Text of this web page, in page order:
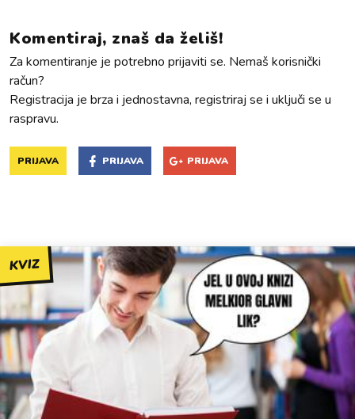
Komentiraj, znaš da želiš!
Za komentiranje je potrebno prijaviti se. Nemaš korisnički
račun?
Registracija je brza i jednostavna, registriraj se i uključi se u
raspravu.
PRIJAVA PRIJAVA PRIJAVA
KVIZ